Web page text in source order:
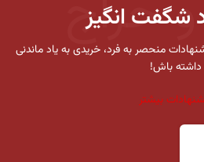
شگفت انگیز
منحصر به فرد، خریدی به یاد ماندنی
داشته باش!
بیشتر